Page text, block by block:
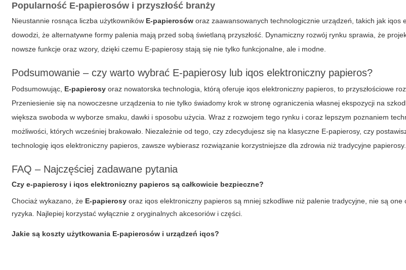
Popularność E-papierosów i przyszłość branży
Nieustannie rosnąca liczba użytkowników E-papierosów oraz zaawansowanych technologicznie urządzeń, takich jak iqos
dowodzi, że alternatywne formy palenia mają przed sobą świetlaną przyszłość. Dynamiczny rozwój rynku sprawia, że
nowsze funkcje oraz wzory, dzięki czemu E-papierosy stają się nie tylko funkcjonalne, ale i modne.
Podsumowanie – czy warto wybrać E-papierosy lub iqos elektroniczny papieros?
Podsumowując, E-papierosy oraz nowatorska technologia, którą oferuje iqos elektroniczny papieros, to przyszłościowe
Przeniesienie się na nowoczesne urządzenia to nie tylko świadomy krok w stronę ograniczenia własnej ekspozycji na
większa swoboda w wyborze smaku, dawki i sposobu użycia. Wraz z rozwojem tego rynku i coraz lepszym poznaniem
możliwości, których wcześniej brakowało. Niezależnie od tego, czy zdecydujesz się na klasyczne E-papierosy, czy
technologię iqos elektroniczny papieros, zawsze wybierasz rozwiązanie korzystniejsze dla zdrowia niż tradycyjne papierosy.
FAQ – Najczęściej zadawane pytania
Czy e-papierosy i iqos elektroniczny papieros są całkowicie bezpieczne?
Chociaż wykazano, że E-papierosy oraz iqos elektroniczny papieros są mniej szkodliwe niż palenie tradycyjne, nie są one
ryzyka. Najlepiej korzystać wyłącznie z oryginalnych akcesoriów i części.
Jakie są koszty użytkowania E-papierosów i urządzeń iqos?